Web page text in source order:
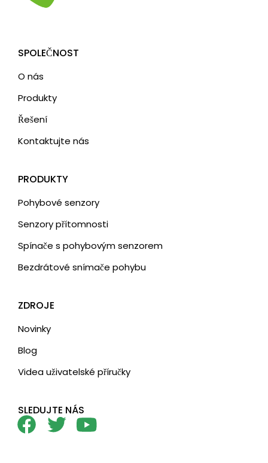
SPOLEČNOST
O nás
Produkty
Řešení
Kontaktujte nás
PRODUKTY
Pohybové senzory
Senzory přítomnosti
Spínače s pohybovým senzorem
Bezdrátové snímače pohybu
ZDROJE
Novinky
Blog
Videa uživatelské příručky
SLEDUJTE NÁS